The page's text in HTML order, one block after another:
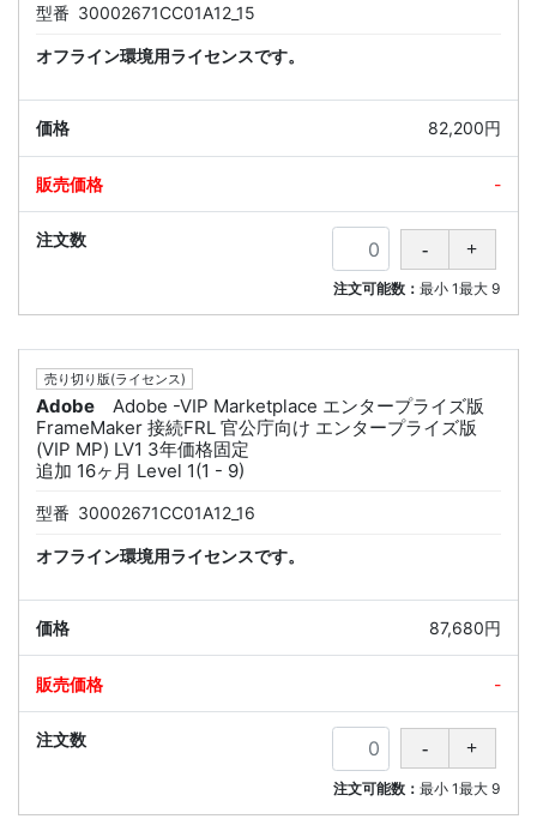
型番 30002671CC01A12_15
オフライン環境用ライセンスです。
82,200円
-
注文可能数：最小 1最大 9
売り切り版(ライセンス)
Adobe
Adobe -VIP Marketplace エンタープライズ版
FrameMaker 接続FRL 官公庁向け エンタープライズ版
(VIP MP) LV1 3年価格固定
追加 16ヶ月 Level 1(1 - 9)
型番 30002671CC01A12_16
オフライン環境用ライセンスです。
87,680円
-
注文可能数：最小 1最大 9